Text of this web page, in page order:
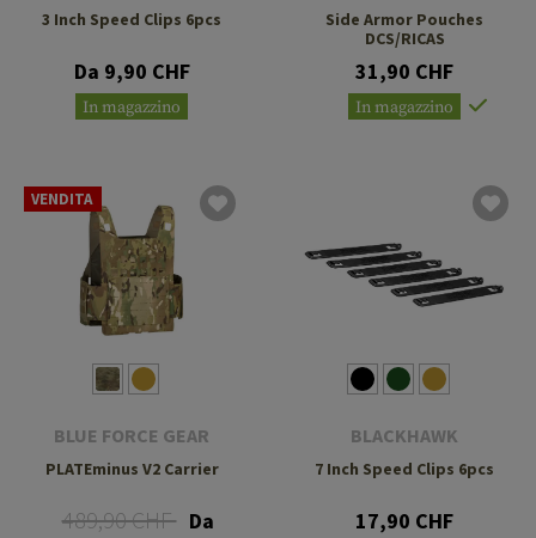
3 Inch Speed Clips 6pcs
Da 9,90 CHF
In magazzino
Side Armor Pouches
DCS/RICAS
31,90 CHF
In magazzino
VENDITA
BLUE FORCE GEAR
PLATEminus V2 Carrier
489,90 CHF Da
BLACKHAWK
7 Inch Speed Clips 6pcs
17,90 CHF